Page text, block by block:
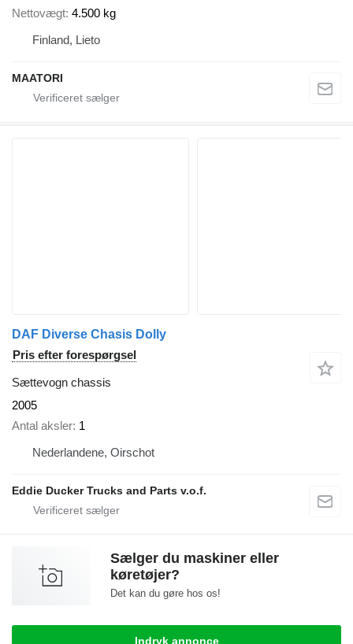
Nettovægt 4.500 kg
Finland, Lieto
MAATORI
DAF Diverse Chasis Dolly
Pris efter forespørgsel
Sættevogn chassis
2005
Antal aksler 1
Nederlandene, Oirschot
Eddie Ducker Trucks and Parts v.o.f.
Sælger du maskiner eller
køretøjer?
Det kan du gøre hos os!
Indryk annonce